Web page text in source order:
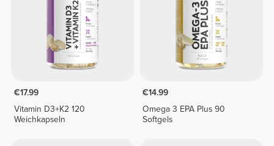
€17.99
Vitamin D3+K2 120
Weichkapseln
€14.99
Omega 3 EPA Plus 90
Softgels